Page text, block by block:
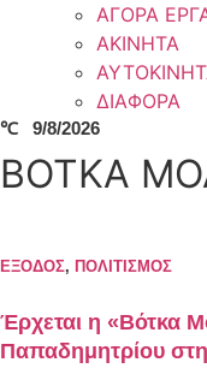
ΑΓΟΡΑ
ΑΚΙΝΗΤΑ
ΔΙΑΦΟΡΑ
℃ 9/8/2026
ΒΟΤΚΑ
ΕΞΟΔΟΣ, ΠΟΛΙΤΙΣΜΟΣ
Έρχεται η «Βότκα
Παπαδημητρίου